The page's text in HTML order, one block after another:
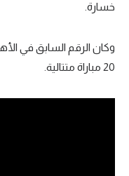
خسارة.
وكان الرقم السابق في
20 مباراة متتالية.